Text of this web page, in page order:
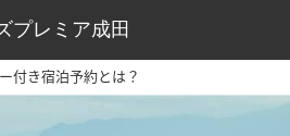
プレミア成田
付き宿泊予約とは？